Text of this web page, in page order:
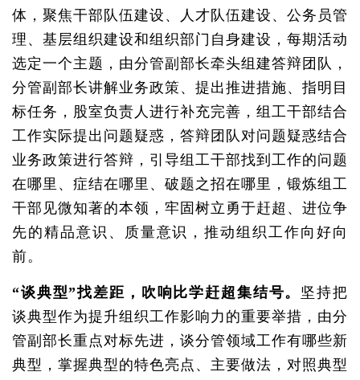
体，聚焦干部队伍建设、人才队伍建设、公务员管
理、基层组织建设和组织部门自身建设，每期活动
选定一个主题，由分管副部长牵头组建答辩团队，
分管副部长讲解业务政策、提出推进措施、指明目
标任务，股室负责人进行补充完善，组工干部结合
工作实际提出问题疑惑，答辩团队对问题疑惑结合
业务政策进行答辩，引导组工干部找到工作的问题
在哪里、症结在哪里、破题之招在哪里，锻炼组工
干部见微知著的本领，牢固树立勇于赶超、进位争
先的精品意识、质量意识，推动组织工作向好向
前。
“谈典型”找差距，吹响比学赶超集结号。 坚持把
谈典型作为提升组织工作影响力的重要举措，由分
管副部长重点对标先进，谈分管领域工作有哪些新
典型，掌握典型的特色亮点、主要做法，对照典型